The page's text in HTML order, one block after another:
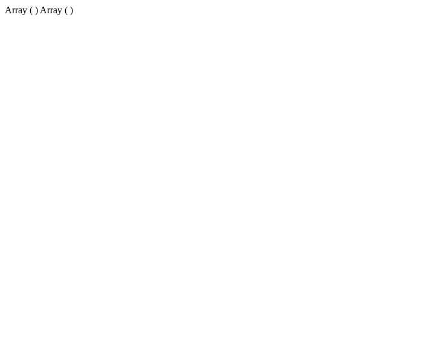
Array ( ) Array ( )